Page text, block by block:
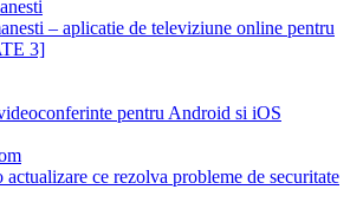
– aplicatie de televiziune online pentru
3]
pentru Android si iOS
actualizare ce rezolva probleme de securitate